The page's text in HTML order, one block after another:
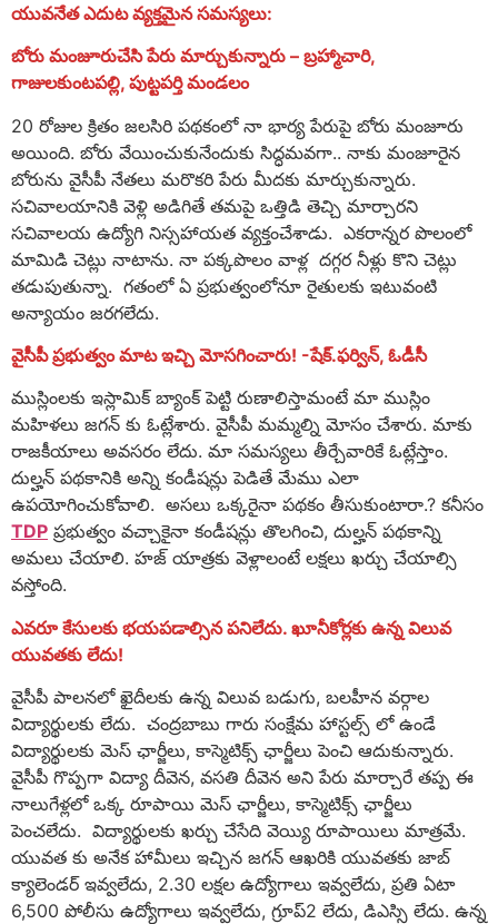
యువనేత ఎదుట వ్యక్తమైన సమస్యలు:
బోరు మంజూరుచేసి పేరు మార్చుకున్నారు – బ్రహ్మాచారి,
గాజులకుంటపల్లి, పుట్టపర్తి మండలం
20 రోజుల క్రితం జలసిరి పథకంలో నా భార్య పేరుపై బోరు మంజూరు
అయింది. బోరు వేయించుకునేందుకు సిద్ధమవగా.. నాకు మంజూరైన
బోరును వైసీపీ నేతలు మరొకరి పేరు మీదకు మార్చుకున్నారు.
సచివాలయానికి వెళ్లి అడిగితే తమపై ఒత్తిడి తెచ్చి మార్చారని
సచివాలయ ఉద్యోగి నిస్సహాయత వ్యక్తంచేశాడు. ఎకరాన్నర పొలంలో
మామిడి చెట్లు నాటాను. నా పక్కపొలం వాళ్ల దగ్గర నీళ్లు కొని చెట్లు
తడుపుతున్నా. గతంలో ఏ ప్రభుత్వంలోనూ రైతులకు ఇటువంటి
అన్యాయం జరగలేదు.
వైసీపీ ప్ర‌భుత్వం మాట ఇచ్చి మోసగించారు! -షేక్.ఫర్విన్, ఓడీసీ
ముస్లింలకు ఇస్లామిక్ బ్యాంక్ పెట్టి రుణాలిస్తామంటే మా ముస్లిం
మహిళలు జగన్ కు ఓట్లేశారు. వైసీపీ మమ్మల్ని మోసం చేశారు. మాకు
రాజకీయాలు అవసరం లేదు. మా సమస్యలు తీర్చేవారికే ఓట్లేస్తాం.
దుల్హన్ పథకానికి అన్ని కండీషన్లు పెడితే మేము ఎలా
ఉపయోగించుకోవాలి. అసలు ఒక్కరైనా పథకం తీసుకుంటారా.? కనీసం
TDP ప్రభుత్వం వచ్చాకైనా కండీషన్లు తొలగించి, దుల్హన్ పథకాన్ని
అమలు చేయాలి. హజ్ యాత్రకు వెళ్లాలంటే లక్షలు ఖర్చు చేయాల్సి
వస్తోంది.
ఎవరూ కేసులకు భయపడాల్సిన పనిలేదు. ఖూనీకోర్లకు ఉన్న విలువ
యువతకు లేదు!
వైసీపీ పాలనలో ఖైదీలకు ఉన్న విలువ బడుగు, బలహీన వర్గాల
విద్యార్థులకు లేదు. చంద్రబాబు గారు సంక్షేమ హాస్టల్స్ లో ఉండే
విద్యార్థులకు మెస్ ఛార్జీలు, కాస్మెటిక్స్ ఛార్జీలు పెంచి ఆదుకున్నారు.
వైసీపీ గొప్పగా విద్యా దీవెన, వసతి దీవెన అని పేరు మార్చారే తప్ప ఈ
నాలుగేళ్లలో ఒక్క రూపాయి మెస్ ఛార్జీలు, కాస్మెటిక్స్ ఛార్జీలు
పెంచలేదు. విద్యార్థులకు ఖర్చు చేసేది వెయ్యి రూపాయిలు మాత్రమే.
యువత కు అనేక హామీలు ఇచ్చిన జగన్ ఆఖరికి యువతకు జాబ్
క్యాలెండర్ ఇవ్వలేదు, 2.30 లక్షల ఉద్యోగాలు ఇవ్వలేదు, ప్రతి ఏటా
6,500 పోలీసు ఉద్యోగాలు ఇవ్వలేదు, గ్రూప్2 లేదు, డిఎస్సి లేదు. ఉన్న